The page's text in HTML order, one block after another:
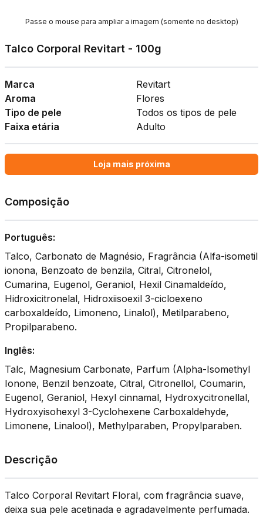
Passe o mouse para ampliar a imagem (somente no desktop)
Talco Corporal Revitart - 100g
Marca
Aroma
Tipo de pele
Faixa etária
Revitart
Flores
Todos os tipos de pele
Adulto
Loja mais próxima
Composição
Português:
Talco, Carbonato de Magnésio, Fragrância (Alfa-isometil
ionona, Benzoato de benzila, Citral, Citronelol,
Cumarina, Eugenol, Geraniol, Hexil Cinamaldeído,
Hidroxicitronelal, Hidroxiisoexil 3-cicloexeno
carboxaldeído, Limoneno, Linalol), Metilparabeno,
Propilparabeno.
Inglês:
Talc, Magnesium Carbonate, Parfum (Alpha-Isomethyl
Ionone, Benzil benzoate, Citral, Citronellol, Coumarin,
Eugenol, Geraniol, Hexyl cinnamal, Hydroxycitronellal,
Hydroxyisohexyl 3-Cyclohexene Carboxaldehyde,
Limonene, Linalool), Methylparaben, Propylparaben.
Descrição
Talco Corporal Revitart Floral, com fragrância suave,
deixa sua pele acetinada e agradavelmente perfumada.